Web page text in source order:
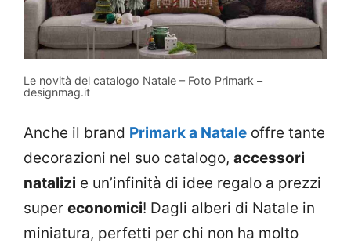
Le novità del catalogo Natale – Foto Primark –
designmag.it
Anche il brand Primark a Natale offre tante
decorazioni nel suo catalogo, accessori
natalizi e un’infinità di idee regalo a prezzi
super economici! Dagli alberi di Natale in
miniatura, perfetti per chi non ha molto